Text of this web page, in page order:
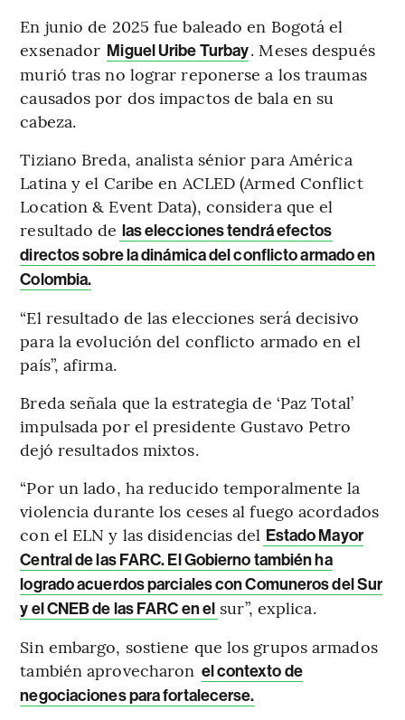
En junio de 2025 fue baleado en Bogotá el
exsenador Miguel Uribe Turbay. Meses después
murió tras no lograr reponerse a los traumas
causados por dos impactos de bala en su
cabeza.
Tiziano Breda, analista sénior para América
Latina y el Caribe en ACLED (Armed Conflict
Location & Event Data), considera que el
resultado de las elecciones tendrá efectos
directos sobre la dinámica del conflicto armado en
Colombia.
“El resultado de las elecciones será decisivo
para la evolución del conflicto armado en el
país”, afirma.
Breda señala que la estrategia de ‘Paz Total’
impulsada por el presidente Gustavo Petro
dejó resultados mixtos.
“Por un lado, ha reducido temporalmente la
violencia durante los ceses al fuego acordados
con el ELN y las disidencias del Estado Mayor
Central de las FARC. El Gobierno también ha
logrado acuerdos parciales con Comuneros del Sur
y el CNEB de las FARC en el sur”, explica.
Sin embargo, sostiene que los grupos armados
también aprovecharon el contexto de
negociaciones para fortalecerse.